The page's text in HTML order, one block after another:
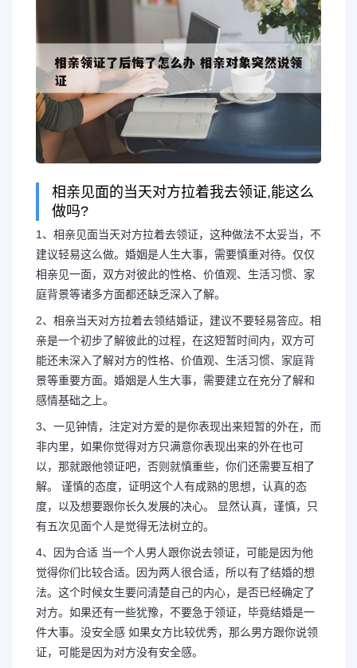
相亲见面的当天对方拉着我去领证,能这么
做吗?
1、相亲见面当天对方拉着去领证，这种做法不太妥当，不
建议轻易这么做。婚姻是人生大事，需要慎重对待。仅仅
相亲见一面，双方对彼此的性格、价值观、生活习惯、家
庭背景等诸多方面都还缺乏深入了解。
2、相亲当天对方拉着去领结婚证，建议不要轻易答应。相
亲是一个初步了解彼此的过程，在这短暂时间内，双方可
能还未深入了解对方的性格、价值观、生活习惯、家庭背
景等重要方面。婚姻是人生大事，需要建立在充分了解和
感情基础之上。
3、一见钟情，注定对方爱的是你表现出来短暂的外在，而
非内里，如果你觉得对方只满意你表现出来的外在也可
以，那就跟他领证吧，否则就慎重些，你们还需要互相了
解。 谨慎的态度，证明这个人有成熟的思想，认真的态
度，以及想要跟你长久发展的决心。 显然认真，谨慎，只
有五次见面个人是觉得无法树立的。
4、因为合适 当一个人男人跟你说去领证，可能是因为他
觉得你们比较合适。因为两人很合适，所以有了结婚的想
法。这个时候女生要问清楚自己的内心，是否已经确定了
对方。如果还有一些犹豫，不要急于领证，毕竟结婚是一
件大事。没安全感 如果女方比较优秀，那么男方跟你说领
证，可能是因为对方没有安全感。
长按图片识别二维